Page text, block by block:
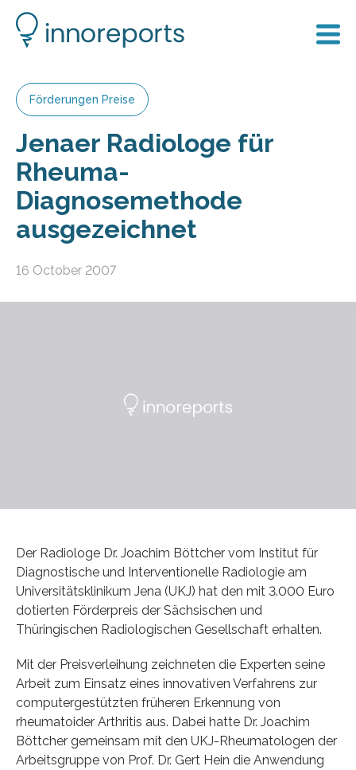
Förderungen Preise
Jenaer Radiologe für
Rheuma-
Diagnosemethode
ausgezeichnet
16 October 2007
Der Radiologe Dr. Joachim Böttcher vom Institut für
Diagnostische und Interventionelle Radiologie am
Universitätsklinikum Jena (UKJ) hat den mit 3.000 Euro
dotierten Förderpreis der Sächsischen und
Thüringischen Radiologischen Gesellschaft erhalten.
Mit der Preisverleihung zeichneten die Experten seine
Arbeit zum Einsatz eines innovativen Verfahrens zur
computergestützten früheren Erkennung von
rheumatoider Arthritis aus. Dabei hatte Dr. Joachim
Böttcher gemeinsam mit den UKJ-Rheumatologen der
Arbeitsgruppe von Prof. Dr. Gert Hein die Anwendung